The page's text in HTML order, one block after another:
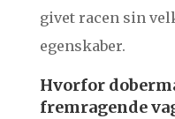
givet racen sin
egenskaber.
Hvorfor
fremragende